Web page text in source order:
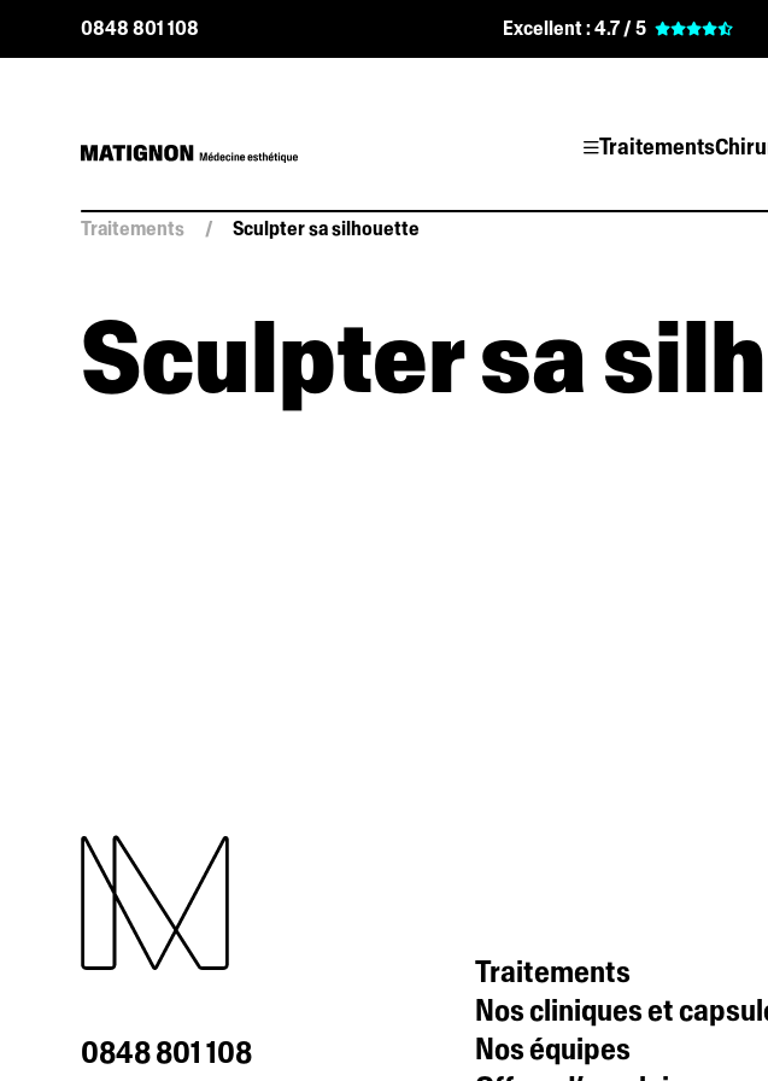
Traitements
0848 801 108 Excellent :4.7 / 5
Traitements / Sculpter sa silhouette
Sculpter sa
0848 801 108
Traitements
Nos cliniques et
Nos équipes